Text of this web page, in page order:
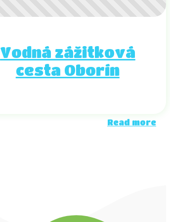
Vodná zážitková
cesta Oborín
Read more